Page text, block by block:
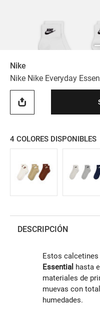
Nike
Nike Nike Everyday
4 COLORES DISPONIBLES
DESCRIPCIÓN
Estos
Essential hasta
materiales de
muevas con
humedades.